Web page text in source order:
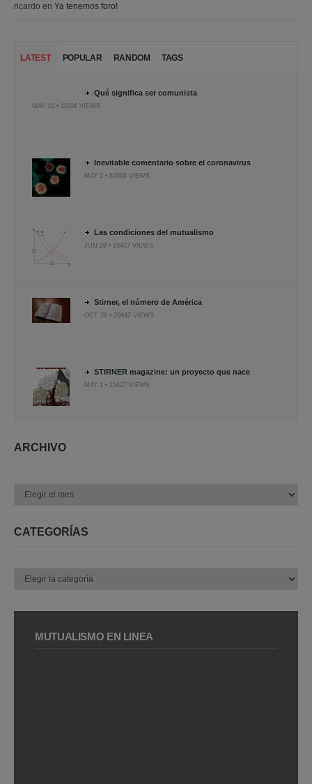
ricardo en Ya tenemos foro!
LATEST POPULAR RANDOM TAGS
Qué significa ser comunista
MAY 10 • 11601 VIEWS
Inevitable comentario sobre el coronavirus
MAY 1 • 87066 VIEWS
Las condiciones del mutualismo
JUN 29 • 15417 VIEWS
Stirner, el número de América
OCT 28 • 20942 VIEWS
STIRNER magazine: un proyecto que nace
MAY 1 • 15427 VIEWS
ARCHIVO
CATEGORÍAS
MUTUALISMO EN LÍNEA